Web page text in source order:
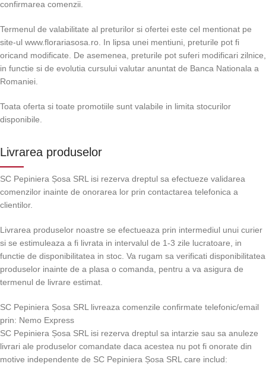
confirmarea comenzii.
Termenul de valabilitate al preturilor si ofertei este cel mentionat pe
site-ul www.florariasosa.ro. In lipsa unei mentiuni, preturile pot fi
oricand modificate. De asemenea, preturile pot suferi modificari zilnice,
in functie si de evolutia cursului valutar anuntat de Banca Nationala a
Romaniei.
Toata oferta si toate promotiile sunt valabile in limita stocurilor
disponibile.
Livrarea produselor
SC Pepiniera Șosa SRL isi rezerva dreptul sa efectueze validarea
comenzilor inainte de onorarea lor prin contactarea telefonica a
clientilor.
Livrarea produselor noastre se efectueaza prin intermediul unui curier
si se estimuleaza a fi livrata in intervalul de 1-3 zile lucratoare, in
functie de disponibilitatea in stoc. Va rugam sa verificati disponibilitatea
produselor inainte de a plasa o comanda, pentru a va asigura de
termenul de livrare estimat.
SC Pepiniera Șosa SRL livreaza comenzile confirmate telefonic/email
prin: Nemo Express
SC Pepiniera Șosa SRL isi rezerva dreptul sa intarzie sau sa anuleze
livrari ale produselor comandate daca acestea nu pot fi onorate din
motive independente de SC Pepiniera Șosa SRL care includ: